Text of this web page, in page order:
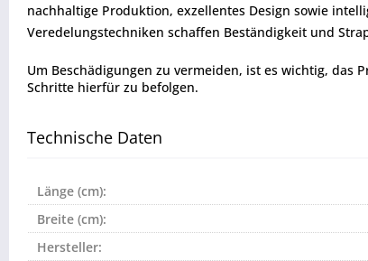
nachhaltige Produktion, exzellentes Design sowie
Veredelungstechniken schaffen Beständigkeit und
Um Beschädigungen zu vermeiden, ist es wichtig,
Schritte hierfür zu befolgen.
Technische Daten
Länge (cm):
Breite (cm):
Hersteller: